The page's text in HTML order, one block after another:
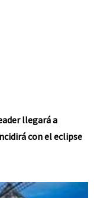
llegará a
con el eclipse